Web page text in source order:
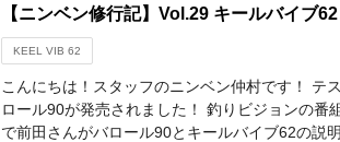
【ニンベン修行記】Vol.29 キールバイブ
KEEL VIB 62
こんにちは！スタッフのニンベン仲村です！ テ
ロール90が発売されました！ 釣りビジョンの番
で前田さんがバロール90とキールバイブ62の説